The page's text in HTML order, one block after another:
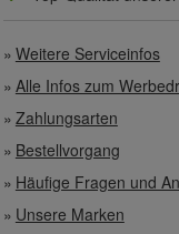
Weitere Serviceinfos
Alle Infos zum
Zahlungsarten
Bestellvorgang
Häufige Fragen und
Unsere Marken